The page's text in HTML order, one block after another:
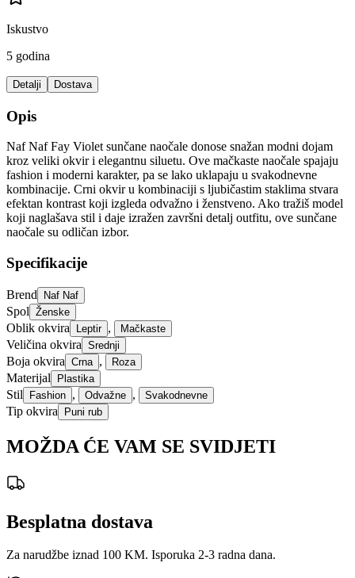
Iskustvo
5 godina
Detalji Dostava
Opis
Naf Naf Fay Violet sunčane naočale donose snažan modni dojam
kroz veliki okvir i elegantnu siluetu. Ove mačkaste naočale spajaju
fashion i moderni karakter, pa se lako uklapaju u svakodnevne
kombinacije. Crni okvir u kombinaciji s ljubičastim staklima stvara
efektan kontrast koji izgleda odvažno i ženstveno. Ako tražiš model
koji naglašava stil i daje izražen završni detalj outfitu, ove sunčane
naočale su odličan izbor.
Specifikacije
Brend Naf Naf
Spol Ženske
Oblik okvira Leptir , Mačkaste
Veličina okvira Srednji
Boja okvira Crna , Roza
Materijal Plastika
Stil Fashion , Odvažne , Svakodnevne
Tip okvira Puni rub
MOŽDA ĆE VAM SE SVIDJETI
Besplatna dostava
Za narudžbe iznad 100 KM. Isporuka 2-3 radna dana.